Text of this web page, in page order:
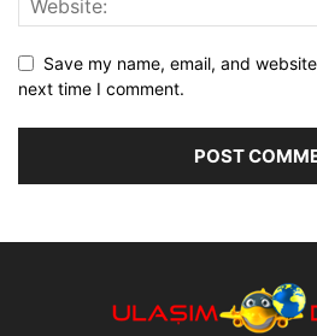
Save my name, email, and
next time I comment.